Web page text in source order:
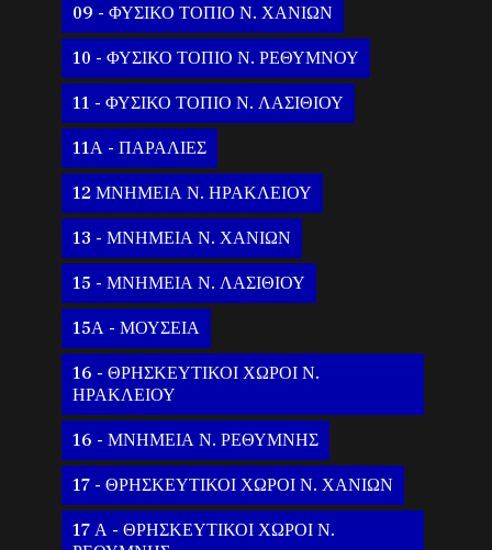
09 - ΦΥΣΙΚΟ ΤΟΠΙΟ Ν. ΧΑΝΙΩΝ
10 - ΦΥΣΙΚΟ ΤΟΠΙΟ Ν. ΡΕΘΥΜΝΟΥ
11 - ΦΥΣΙΚΟ ΤΟΠΙΟ Ν. ΛΑΣΙΘΙΟΥ
11Α - ΠΑΡΑΛΙΕΣ
12 ΜΝΗΜΕΙΑ Ν. ΗΡΑΚΛΕΙΟΥ
13 - ΜΝΗΜΕΙΑ Ν. ΧΑΝΙΩΝ
15 - ΜΝΗΜΕΙΑ Ν. ΛΑΣΙΘΙΟΥ
15Α - ΜΟΥΣΕΙΑ
16 - ΘΡΗΣΚΕΥΤΙΚΟΙ ΧΩΡΟΙ Ν.
ΗΡΑΚΛΕΙΟΥ
16 - ΜΝΗΜΕΙΑ Ν. ΡΕΘΥΜΝΗΣ
17 - ΘΡΗΣΚΕΥΤΙΚΟΙ ΧΩΡΟΙ Ν. ΧΑΝΙΩΝ
17 Α - ΘΡΗΣΚΕΥΤΙΚΟΙ ΧΩΡΟΙ Ν.